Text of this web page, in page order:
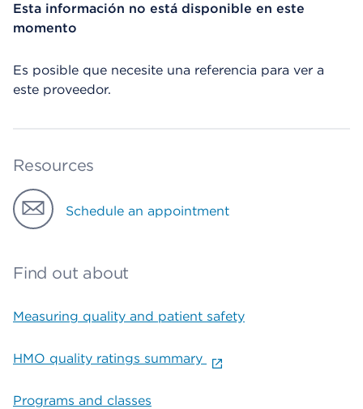
Esta información no está disponible en este
momento
Es posible que necesite una referencia para ver a
este proveedor.
Resources
Schedule an appointment
Find out about
Measuring quality and patient safety
HMO quality ratings summary
Programs and classes